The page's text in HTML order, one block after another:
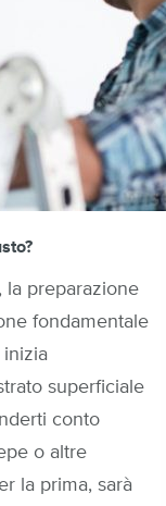
la preparazione
fondamentale
inizia
superficiale
conto
o altre
la prima, sarà